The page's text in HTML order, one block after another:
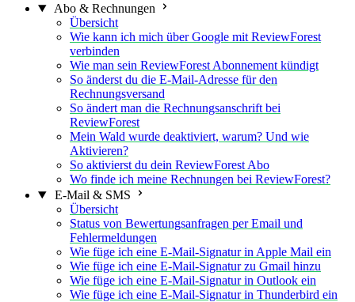
Abo & Rechnungen
Übersicht
Wie kann ich mich über Google mit ReviewForest
verbinden
Wie man sein ReviewForest Abonnement kündigt
So änderst du die E-Mail-Adresse für den
Rechnungsversand
So ändert man die Rechnungsanschrift bei
ReviewForest
Mein Wald wurde deaktiviert, warum? Und wie
Aktivieren?
So aktivierst du dein ReviewForest Abo
Wo finde ich meine Rechnungen bei ReviewForest?
E-Mail & SMS
Übersicht
Status von Bewertungsanfragen per Email und
Fehlermeldungen
Wie füge ich eine E-Mail-Signatur in Apple Mail ein
Wie füge ich eine E-Mail-Signatur zu Gmail hinzu
Wie füge ich eine E-Mail-Signatur in Outlook ein
Wie füge ich eine E-Mail-Signatur in Thunderbird ein